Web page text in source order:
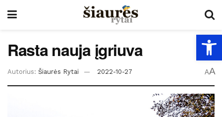
Rasta nauja įgriuva
Autorius: Šiaurės Rytai 2022-10-27 AA